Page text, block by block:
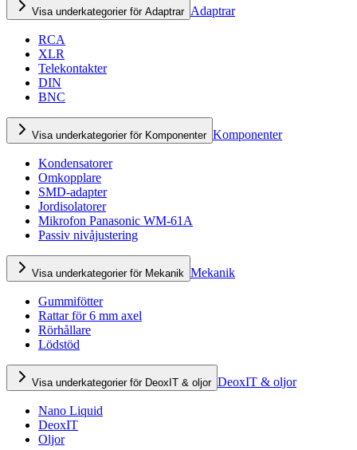
Visa underkategorier för Adaptrar Adaptrar
RCA
XLR
Telekontakter
DIN
BNC
Visa underkategorier för Komponenter Komponenter
Kondensatorer
Omkopplare
SMD-adapter
Jordisolatorer
Mikrofon Panasonic WM-61A
Passiv nivåjustering
Visa underkategorier för Mekanik Mekanik
Gummifötter
Rattar för 6 mm axel
Rörhållare
Lödstöd
Visa underkategorier för DeoxIT & oljor DeoxIT & oljor
Nano Liquid
DeoxIT
Oljor